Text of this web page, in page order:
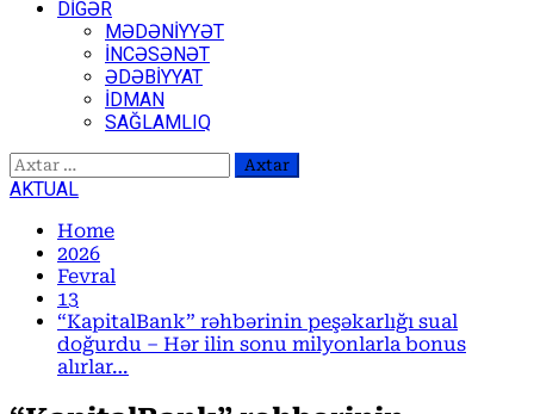
DİGƏR
MƏDƏNİYYƏT
İNCƏSƏNƏT
ƏDƏBİYYAT
İDMAN
SAĞLAMLIQ
Axtarış:
AKTUAL
Home
2026
Fevral
13
“KapitalBank” rəhbərinin peşəkarlığı sual
doğurdu – Hər ilin sonu milyonlarla bonus
alırlar…